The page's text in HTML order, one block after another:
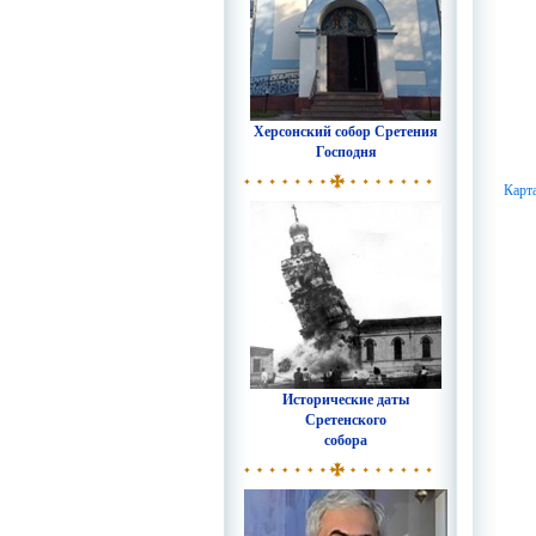
Херсонский собор Сретения
Господня
Исторические даты
Сретенского
собора